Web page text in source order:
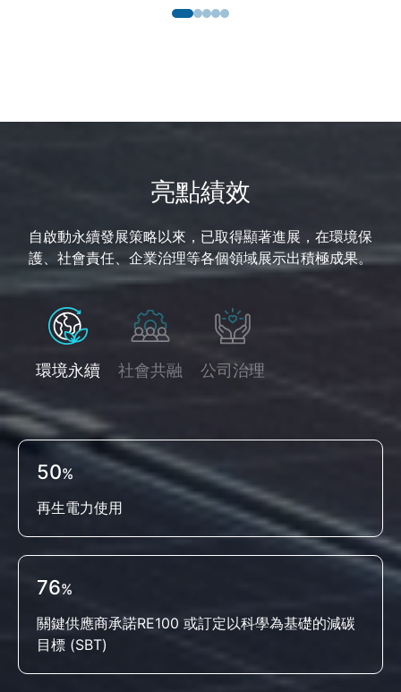
亮點績效
自啟動永續發展策略以來，已取得顯著進展，在環境保
護、社會責任、企業治理等各個領域展示出積極成果。
環境永續 社會共融 公司治理
50%
再生電力使用
76%
關鍵供應商承諾RE100 或訂定以科學為基礎的減碳
目標 (SBT)
3年
名列《富比士》全球最佳企業雇主榜單
1,200
社會公益投入金額
95%
客戶信任滿意度
40億元
全年研發總支出